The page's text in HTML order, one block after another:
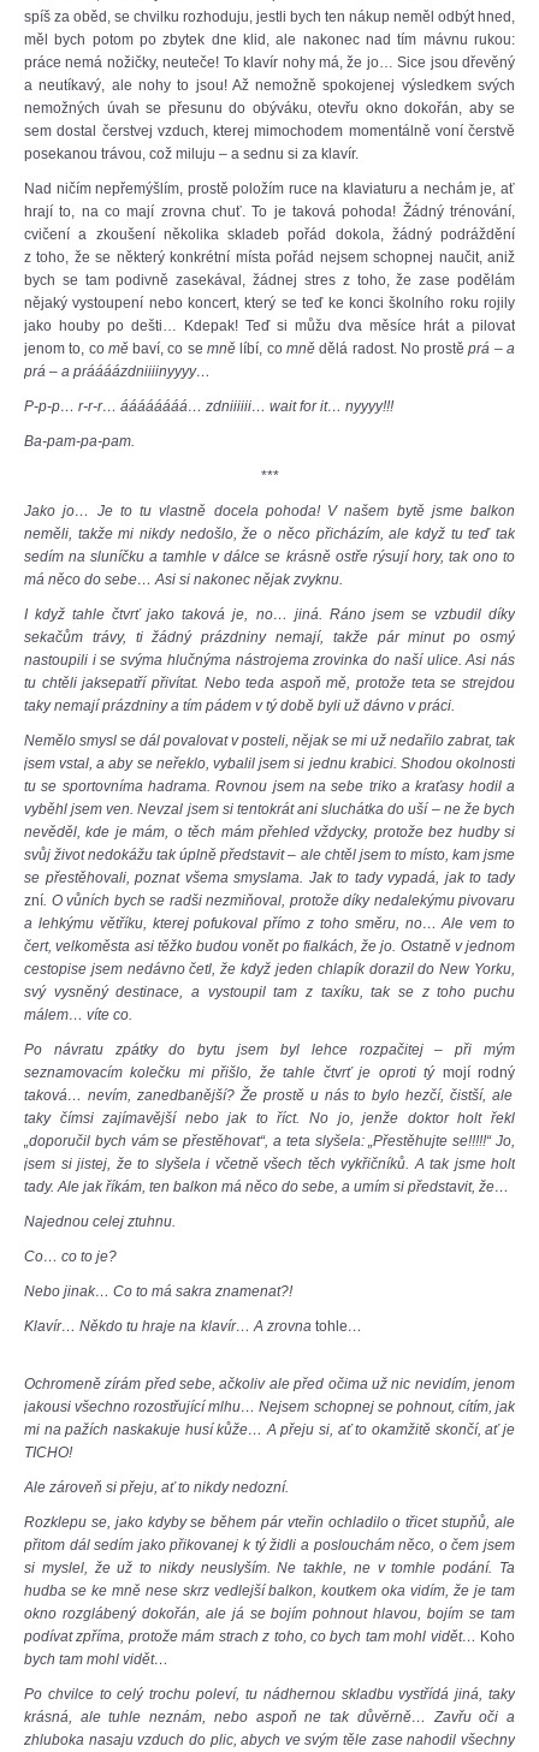
spíš za oběd, se chvilku rozhoduju, jestli bych ten nákup neměl odbýt hned,
měl bych potom po zbytek dne klid, ale nakonec nad tím mávnu rukou:
práce nemá nožičky, neuteče! To klavír nohy má, že jo… Sice jsou dřevěný
a neutíkavý, ale nohy to jsou! Až nemožně spokojenej výsledkem svých
nemožných úvah se přesunu do obýváku, otevřu okno dokořán, aby se
sem dostal čerstvej vzduch, kterej mimochodem momentálně voní čerstvě
posekanou trávou, což miluju – a sednu si za klavír.
Nad ničím nepřemýšlím, prostě položím ruce na klaviaturu a nechám je, ať
hrají to, na co mají zrovna chuť. To je taková pohoda! Žádný trénování,
cvičení a zkoušení několika skladeb pořád dokola, žádný podráždění
z toho, že se některý konkrétní místa pořád nejsem schopnej naučit, aniž
bych se tam podivně zasekával, žádnej stres z toho, že zase podělám
nějaký vystoupení nebo koncert, který se teď ke konci školního roku rojily
jako houby po dešti… Kdepak! Teď si můžu dva měsíce hrát a pilovat
jenom to, co měbaví, co semně líbí, co mnědělá radost. No prostěprá – a
prá – a práááázdniiiinyyyy…
P-p-p… r-r-r… áááááááá… zdniiiiii… wait for it… nyyyy!!!
Ba-pam-pa-pam.
***
Jako jo… Je to tu vlastně docela pohoda! V našem bytě jsme balkon
neměli, takže mi nikdy nedošlo, že o něco přicházím, ale když tu teď tak
sedím na sluníčku a tamhle v dálce se krásně ostře rýsují hory, tak ono to
má něco do sebe… Asi si nakonec nějak zvyknu.
I když tahle čtvrť jako taková je, no… jiná. Ráno jsem se vzbudil díky
sekačům trávy, ti žádný prázdniny nemají, takže pár minut po osmý
nastoupili i se svýma hlučnýma nástrojema zrovinka do naší ulice. Asi nás
tu chtěli jaksepatří přivítat. Nebo teda aspoň mě, protože teta se strejdou
taky nemají prázdniny a tím pádem v tý době byli už dávno v práci.
Nemělo smysl se dál povalovat v posteli, nějak se mi už nedařilo zabrat, tak
jsem vstal, a aby se neřeklo, vybalil jsem si jednu krabici. Shodou okolností
tu se sportovníma hadrama. Rovnou jsem na sebe triko a kraťasy hodil a
vyběhl jsem ven. Nevzal jsem si tentokrát ani sluchátka do uší – ne že bych
nevěděl, kde je mám, o těch mám přehled vždycky, protože bez hudby si
svůj život nedokážu tak úplně představit – ale chtěl jsem to místo, kam jsme
se přestěhovali, poznat všema smyslama. Jak to tady vypadá, jak to tady
zní. O vůních bych se radši nezmiňoval, protože díky nedalekýmu pivovaru
a lehkýmu větříku, kterej pofukoval přímo z toho směru, no… Ale vem to
čert, velkoměsta asi těžko budou vonět po fialkách, že jo. Ostatně v jednom
cestopise jsem nedávno četl, že když jeden chlapík dorazil do New Yorku,
svý vysněný destinace, a vystoupil tam z taxíku, tak se z toho puchu
málem… víte co.
Po návratu zpátky do bytu jsem byl lehce rozpačitej – při mým
seznamovacím kolečku mi přišlo, že tahle čtvrť je oproti tý mojí rodný
taková… nevím, zanedbanější? Že prostě u nás to bylo hezčí, čistší, ale
taky čímsi zajímavější nebo jak to říct. No jo, jenže doktor holt řekl
„doporučil bych vám se přestěhovat“, a teta slyšela: „Přestěhujte se!!!!!“ Jo,
jsem si jistej, že to slyšela i včetně všech těch vykřičníků. A tak jsme holt
tady. Ale jak říkám, ten balkon má něco do sebe, a umím si představit, že…
Najednou celej ztuhnu.
Co… co to je?
Nebo jinak… Co to má sakra znamenat?!
Klavír… Někdo tu hraje na klavír… A zrovna tohle…
Ochromeně zírám před sebe, ačkoliv ale před očima už nic nevidím, jenom
jakousi všechno rozostřující mlhu… Nejsem schopnej se pohnout, cítím, jak
mi na pažích naskakuje husí kůže… A přeju si, ať to okamžitě skončí, ať je
TICHO!
Ale zároveň si přeju, ať to nikdy nedozní.
Rozklepu se, jako kdyby se během pár vteřin ochladilo o třicet stupňů, ale
přitom dál sedím jako přikovanej k tý židli a poslouchám něco, o čem jsem
si myslel, že už to nikdy neuslyším. Ne takhle, ne v tomhle podání. Ta
hudba se ke mně nese skrz vedlejší balkon, koutkem oka vidím, že je tam
okno rozglábený dokořán, ale já se bojím pohnout hlavou, bojím se tam
podívat zpříma, protože mám strach z toho, co bych tam mohl vidět… Koho
bych tam mohl vidět…
Po chvilce to celý trochu poleví, tu nádhernou skladbu vystřídá jiná, taky
krásná, ale tuhle neznám, nebo aspoň ne tak důvěrně… Zavřu oči a
zhluboka nasaju vzduch do plic, abych ve svým těle zase nahodil všechny